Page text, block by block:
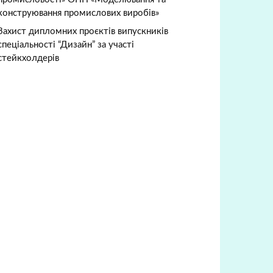
промислових виробів»
дипломних проєктів випускників
“Дизайн” за участі